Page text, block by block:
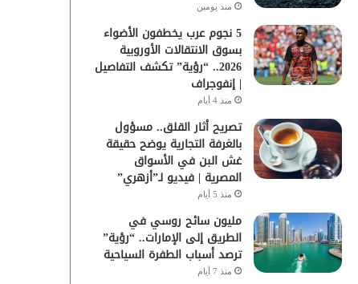
منذ يومين
5 نجوم عرب يخطفون الأضواء
بسوق الانتقالات الأوروبية
2026.. “رؤية” تكشف التفاصيل
| إنفوجراف
منذ 4 أيام
تصريح أثار القلق.. مسؤول
بالغرفة التجارية يوضح حقيقة
غش البن في الأسواق
المصرية | فيديو لـ”أزهري”
منذ 5 أيام
مليون سائح روسي في
الطريق إلى الإمارات.. “رؤية”
ترصد أسباب الطفرة السياحية
منذ 7 أيام